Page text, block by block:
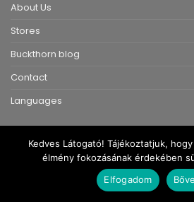
About Us
Stores
Buckthorn blog
Contact
Languages
Copyright 2026 ©Toviskertem.hu|
Impresszum
Kedves Látogató! Tájékoztatjuk,
élmény fokozásának érdekében
Elfogadom